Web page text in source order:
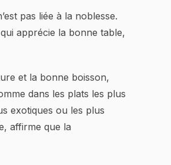
pas liée à la noblesse.
apprécie la bonne table,
et la bonne boisson,
dans les plats les plus
exotiques ou les plus
affirme que la